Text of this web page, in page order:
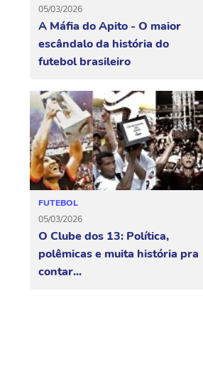
05/03/2026
A Máfia do Apito - O maior
escândalo da história do
futebol brasileiro
FUTEBOL
05/03/2026
O Clube dos 13: Política,
polêmicas e muita história pra
contar...